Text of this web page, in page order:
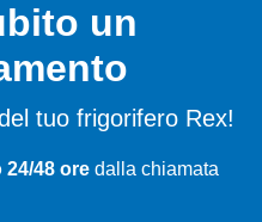
un
tuo frigorifero Rex!
24/48 ore dalla chiamata